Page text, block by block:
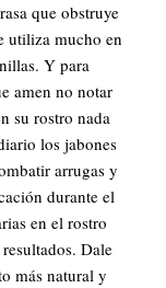
que obstruye
utiliza mucho en
Y para
amen no notar
su rostro nada
los jabones
arrugas y
durante el
en el rostro
Dale
más natural y